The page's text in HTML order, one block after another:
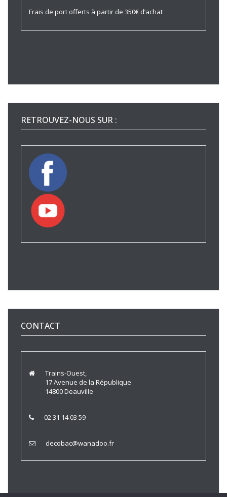
Frais de port offerts à partir de 350€ d’achat
RETROUVEZ-NOUS SUR :
CONTACT
Trains-Ouest,
17 Avenue de la République
14800 Deauville
02 31 14 03 59
decobac@wanadoo.fr